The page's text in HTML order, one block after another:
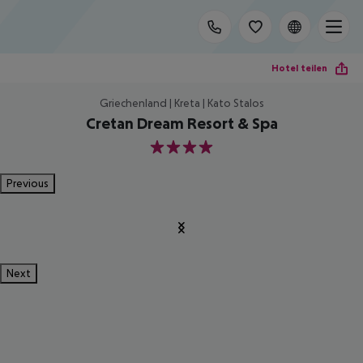
Hotel teilen
Griechenland | Kreta | Kato Stalos
Cretan Dream Resort & Spa
4
Previous
Next